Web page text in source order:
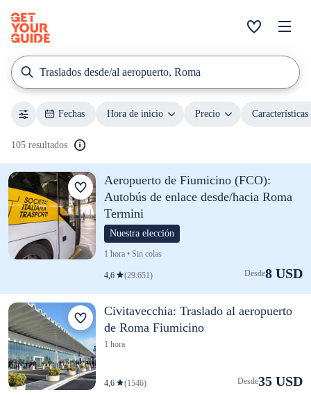
Traslados desde/al aeropuerto, Roma
Fechas Hora de inicio Precio Características
105 resultados
Aeropuerto de Fiumicino (FCO):
Autobús de enlace desde/hacia Roma
Termini
Nuestra elección
1 hora • Sin colas
4,6 (29.651) Desde8 USD
Civitavecchia: Traslado al aeropuerto
de Roma Fiumicino
1 hora
4,6 (1546) Desde35 USD